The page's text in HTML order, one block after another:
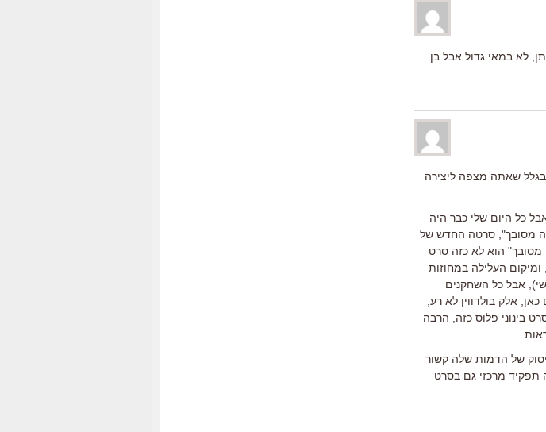
לא במאי גדול אבל בן
שאתה מצפה ליצירה
כל היום שלי כבר היה
מסובך", סרטה החדש של
מסובך" הוא לא כזה סרט
העלילה במחוזות
אבל כל השחקנים
אלק בולדווין לא רע,
בינוני פלוס כזה, הרבה
של הדמות שלה קשור
תפקיד מרכזי גם בסרט